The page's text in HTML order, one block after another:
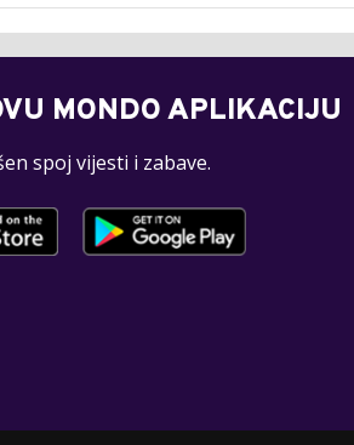
MONDO APLIKACIJU
spoj vijesti i zabave.